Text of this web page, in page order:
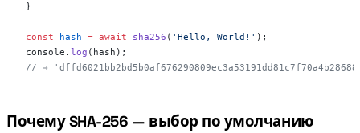
}
const hash = await sha256 ( 'Hello, World!' );
console. log (hash);
// →
#
Почему SHA-256 — выбор по умолчанию